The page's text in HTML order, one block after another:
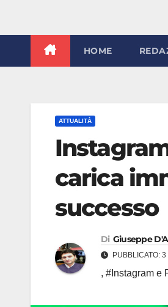
HOME
ATTUALITÀ
carica
successo
Di Giuseppe
PUBBLICATO:
, #Instagram e